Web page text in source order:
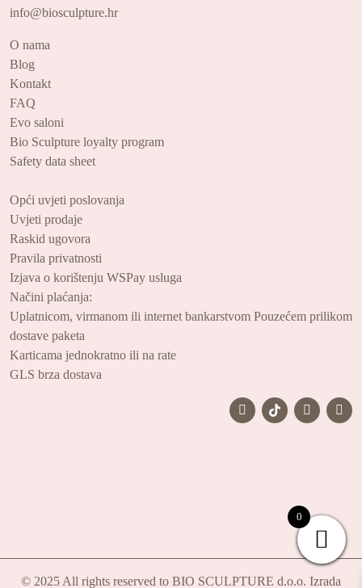
info@biosculpture.hr
O nama
Blog
Kontakt
FAQ
Evo saloni
Bio Sculpture loyalty program
Safety data sheet
Opći uvjeti poslovanja
Uvjeti prodaje
Raskid ugovora
Pravila privatnosti
Izjava o korištenju WSPay usluga
Načini plaćanja:
Uplatnicom, virmanom ili internet bankarstvom Pouzećem prilikom
dostave paketa
Karticama jednokratno ili na rate
GLS brza dostava
© 2025 All rights reserved to BIO SCULPTURE d.o.o. Izrada
0